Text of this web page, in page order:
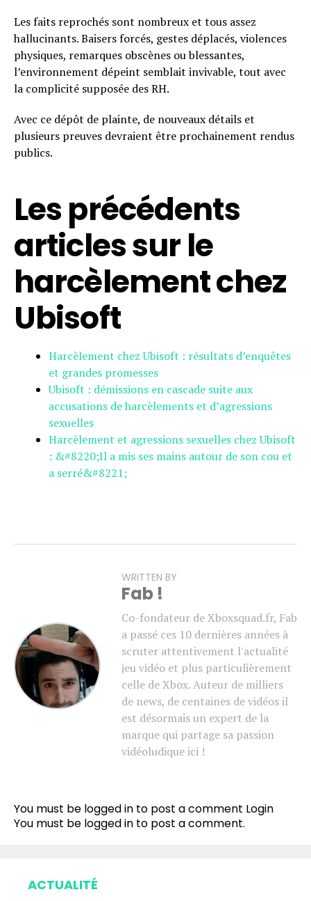
Les faits reprochés sont nombreux et tous assez
hallucinants. Baisers forcés, gestes déplacés, violences
physiques, remarques obscènes ou blessantes,
l’environnement dépeint semblait invivable, tout avec
la complicité supposée des RH.
Avec ce dépôt de plainte, de nouveaux détails et
plusieurs preuves devraient être prochainement rendus
publics.
Les précédents
articles sur le
harcèlement chez
Ubisoft
Harcèlement chez Ubisoft : résultats d’enquêtes
et grandes promesses
Ubisoft : démissions en cascade suite aux
accusations de harcèlements et d’agressions
sexuelles
Harcèlement et agressions sexuelles chez Ubisoft
: &#8220;Il a mis ses mains autour de son cou et
a serré&#8221;
WRITTEN BY
Fab !
Co-fondateur de Xboxsquad.fr, Fab
a passé ces 10 dernières années à
scruter attentivement l'actualité
jeu vidéo et plus particulièrement
celle de Xbox. Auteur de milliers
de news, de centaines de vidéos il
est désormais un expert de la
marque qui partage sa passion
vidéoludique ici !
You must be logged in to post a comment Login
You must be logged in to post a comment.
ACTUALITÉ
Pinterest